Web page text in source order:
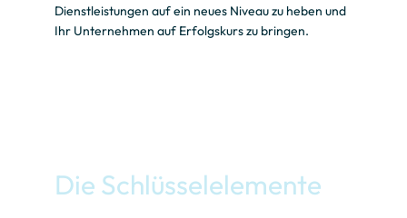
Dienstleistungen auf ein neues Niveau zu heben und
Ihr Unternehmen auf Erfolgskurs zu bringen.
Die Schlüsselelemente